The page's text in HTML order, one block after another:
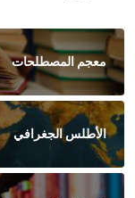
معجم المصطلحات
الأطلس الجغرافي